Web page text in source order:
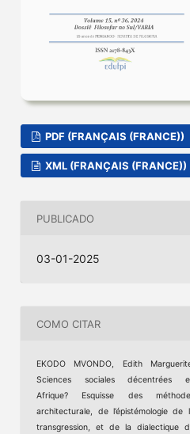
PDF (FRANÇAIS (FRANCE))
XML (FRANÇAIS (FRANCE))
PUBLICADO
03-01-2025
COMO CITAR
EKODO MVONDO, Edith
Sciences sociales décentrées
Afrique? Esquisse des
architecturale, de l’épistémologie de
transgression, et de la dialectique